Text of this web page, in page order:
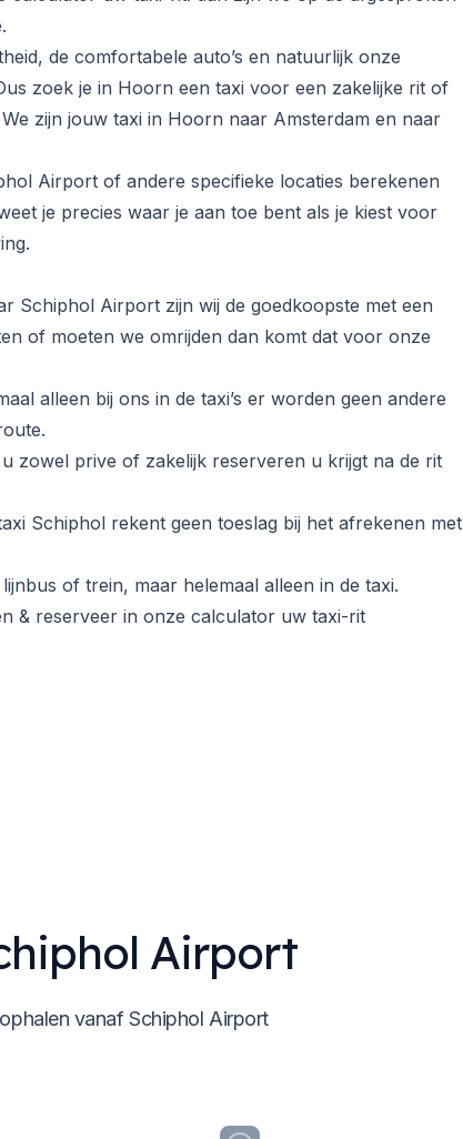
de comfortabele auto’s en natuurlijk onze
zoek je in Hoorn een taxi voor een zakelijke rit of
zijn jouw taxi in Hoorn naar Amsterdam en naar
Airport of andere specifieke locaties berekenen
je precies waar je aan toe bent als je kiest voor
Schiphol Airport zijn wij de goedkoopste met een
of moeten we omrijden dan komt dat voor onze
alleen bij ons in de taxi’s er worden geen andere
zowel prive of zakelijk reserveren u krijgt na de rit
Schiphol rekent geen toeslag bij het afrekenen met
of trein, maar helemaal alleen in de taxi.
& reserveer in onze calculator uw taxi-rit
Airport
vanaf Schiphol Airport